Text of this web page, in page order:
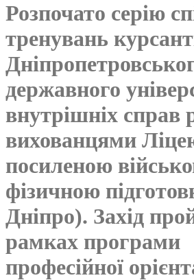
Розпочато серію
тренувань
державного
внутрішніх справ
вихованцями
посиленою
фізичною
Дніпро). Захід
рамках програми
професійної